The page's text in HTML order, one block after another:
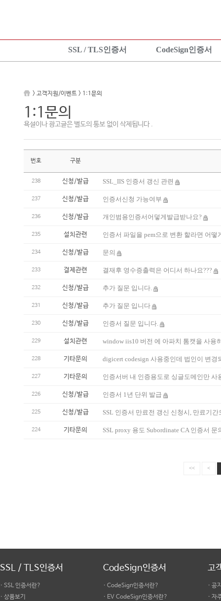
SSL / TLS인증서 CodeSign인증서
설치가이드
TEST 인증서 신청
설치가이드
> 고객지원/이벤트 > 1:1문의
1:1문의
욕설이나 광고글은 별도의 통보 없이 삭제됩니다 .
번호 구분
238 신청/발급 SSL_IIS 인증서 갱신 관련
237 신청/발급 인증서신청 가능여부
236 신청/발급 개인범용인증서어덯게발급받나요?
235 설치관련 인증서 파일을 pem으로 변환 할라면 어떻
234 신청/발급 문의
233 결제관련 결재후 영수증출력은 어디서 하나요???
232 신청/발급 추가 질문 입니다.
231 신청/발급 추가 질문 입니다
230 신청/발급 인증서 질문 입니다.
229 설치관련 window iis10 버전 에 아파치 톰캣을 사용
228 기타문의 digicert codesign 사용중인데 법인이 변경
227 기타문의 인증서버 내 인증용도로 싱글도메인만
226 신청/발급 인증서 1년 단위 발급
225 신청/발급 SSL 인증서 만료전 갱신 신청시, 만료기
224 기타문의 SSL proxy 용도 Subordinate CA 인증서 문
<< <
SSL / TLS인증서
· SSL 인증서란?
· 상품보기
CodeSign인증서
· CodeSign인증서란?
· EV CodeSign인증서란?
고
· 공
· 자